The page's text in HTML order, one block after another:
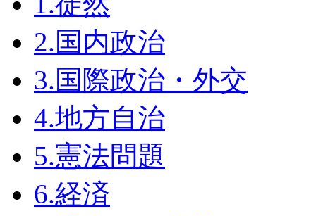
2.国内政治
3.国際政治・外交
4.地方自治
5.憲法問題
6.経済